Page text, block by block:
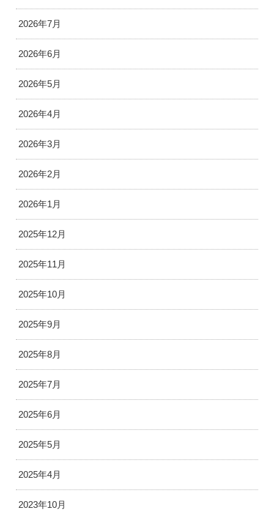
2026年7月
2026年6月
2026年5月
2026年4月
2026年3月
2026年2月
2026年1月
2025年12月
2025年11月
2025年10月
2025年9月
2025年8月
2025年7月
2025年6月
2025年5月
2025年4月
2023年10月